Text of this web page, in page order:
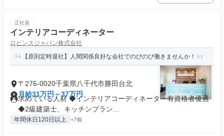
正社員
インテリアコーディネーター
ロビンスジャパン株式会社
【原則定時退社】人間関係良好な会社でのびのび働きませんか！
〒276-0020千葉県八千代市勝田台北
月給31万円～37万円
求めている人材 ◆インテリアコーディネーター有資格者優遇
◆2級建築士、キッチンプラン...
年間休日120日以上 +7個